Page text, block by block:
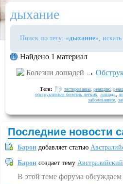
дыхание
Поиск по тегу: «дыхание»,
Найдено 1 материал
Болезни лошадей →
Теги: тестирование реакцию
обструктивная болезнь легких
лошадь
заболеванием
Последние новости
Барон добавляет статью
Барон создает тему
В этой теме форума